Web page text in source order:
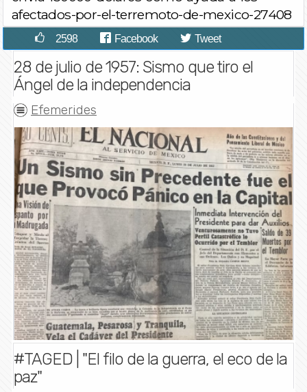
afectados-por-el-terremoto-de-mexico-27408
2598 Facebook Tweet
28 de julio de 1957: Sismo que tiro el
Ángel de la independencia
Efemerides
#TAGED | "El filo de la guerra, el eco de la
paz"